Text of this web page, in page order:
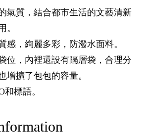
氣質，結合都市生活的文藝清新
。
感，絢麗多彩，防潑水面料。
位，內裡還設有隔層袋，合理分
增擴了包包的容量。
標語。